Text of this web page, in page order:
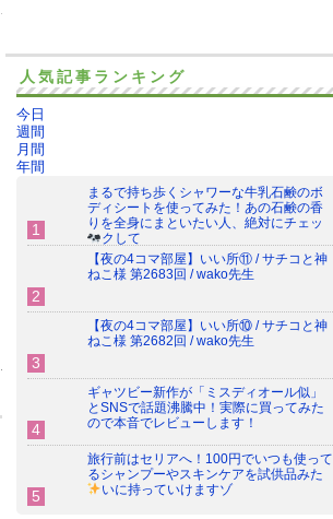
人気記事ランキング
今日
週間
月間
年間
まるで持ち歩くシャワーな牛乳石鹸のボ
ディシートを使ってみた！あの石鹸の香
りを全身にまといたい人、絶対にチェッ
クして
【夜の4コマ部屋】いい所⑪ / サチコと神
ねこ様 第2683回 / wako先生
【夜の4コマ部屋】いい所⑩ / サチコと神
ねこ様 第2682回 / wako先生
ギャツビー新作が「ミスディオール似」
とSNSで話題沸騰中！実際に買ってみた
ので本音でレビューします！
旅行前はセリアへ！100円でいつも使って
るシャンプーやスキンケアを試供品みた
いに持っていけますゾ